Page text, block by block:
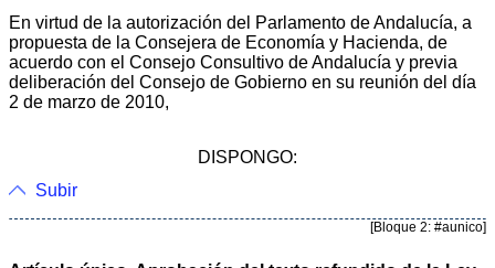
En virtud de la autorización del Parlamento de Andalucía, a
propuesta de la Consejera de Economía y Hacienda, de
acuerdo con el Consejo Consultivo de Andalucía y previa
deliberación del Consejo de Gobierno en su reunión del día
2 de marzo de 2010,
DISPONGO:
Subir
[Bloque 2: #aunico]